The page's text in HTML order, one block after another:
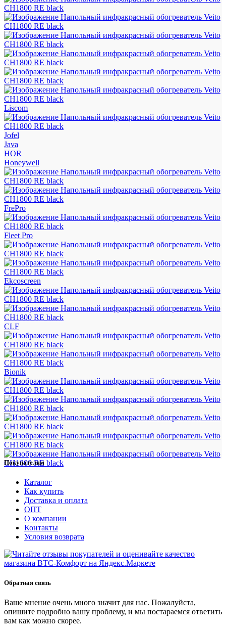
Liscom
Jofel
Java
HOR
Honeywell
FrePro
Fleet Pro
Ekcoscreen
CLF
Bionik
Покупателям
Каталог
Как купить
Доставка и оплата
ОПТ
О компании
Контакты
Условия возврата
Обратная связь
Ваше мнение очень много значит для нас. Пожалуйста,
опишите подробно вашу проблему, и мы постараемся ответить
вам как можно скорее.